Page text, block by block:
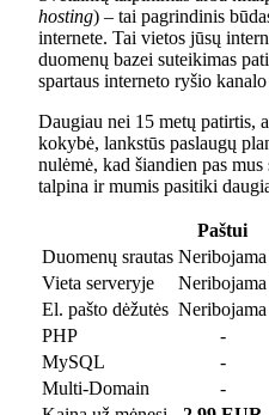
hosting) – tai pagrindinis
internete. Tai vietos jūsų
duomenų bazei suteikimas
spartaus interneto ryšio
Daugiau nei 15 metų patirtis,
kokybė, lankstūs paslaugų
nulėmė, kad šiandien pas
talpina ir mumis pasitiki
Paštui
Duomenų srautas Neribojama
Vieta serveryje
Neribojama
El. pašto dėžutės Neribojama
PHP
-
MySQL
-
Multi-Domain
-